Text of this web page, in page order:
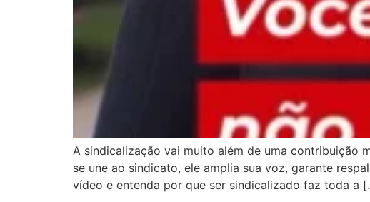
A sindicalização vai muito além de uma contribuição
se une ao sindicato, ele amplia sua voz, garante
vídeo e entenda por que ser sindicalizado faz toda a